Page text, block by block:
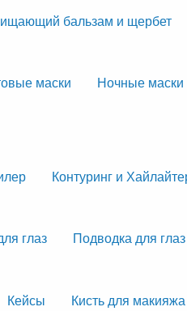
бальзам и щербет
маски Ночные маски
Контуринг и
глаз Подводка для глаз
Кейсы Кисть для макияжа